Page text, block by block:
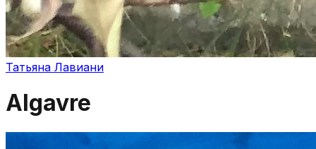
Татьяна Лавиани
Algavre